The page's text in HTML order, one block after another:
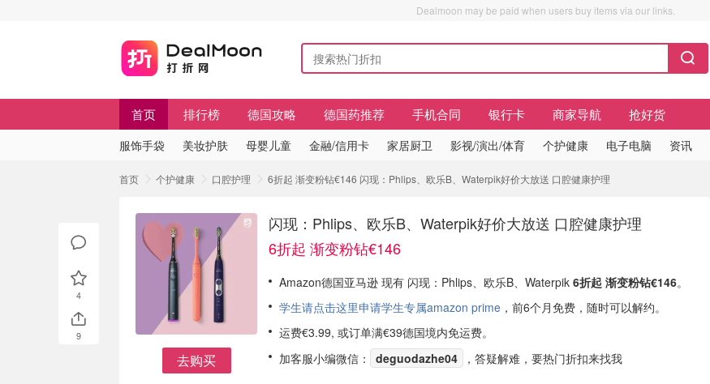
Dealmoon may be paid when users buy items via our links.
首页 排行榜 德国攻略 德国药推荐 手机合同 银行卡 商家导航 抢好货
服饰手袋 美妆护肤 母婴儿童 金融/信用卡 家居厨卫 影视/演出/体育 个护健康 电子电脑 资讯
首页 个护健康 口腔护理 6折起 渐变粉钻€146 闪现：Phlips、欧乐B、Waterpik好价大放送 口腔健康护理
去购买
闪现：Phlips、欧乐B、Waterpik好价大放送 口腔健康护理
6折起 渐变粉钻€146
Amazon德国亚马逊 现有 闪现：Phlips、欧乐B、Waterpik 6折起 渐变粉钻€146。
学生请点击这里申请学生专属amazon prime ，前6个月免费，随时可以解约。
运费€3.99, 或订单满€39德国境内免运费。
加客服小编微信：
deguodazhe04 ，答疑解难，要热门折扣来找我
4
9